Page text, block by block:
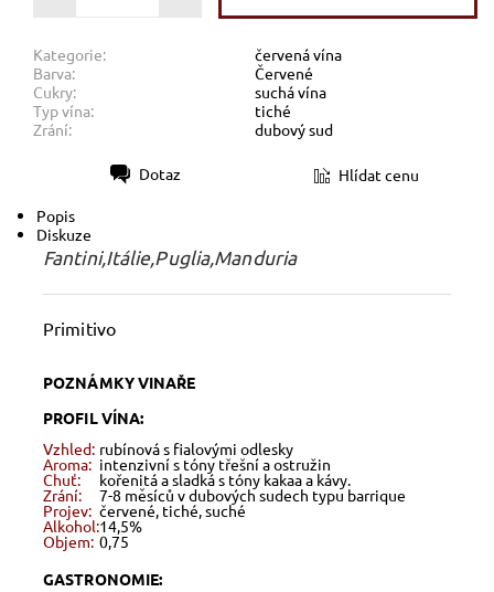
Kategorie:
červená vína
Barva:
Červené
Cukry:
suchá vína
Typ vína:
tiché
Zrání:
dubový sud
Dotaz Hlídat cenu
Popis
Diskuze
Fantini,Itálie,Puglia,Manduria
Primitivo
POZNÁMKY VINAŘE
PROFIL VÍNA:
Vzhled: rubínová s fialovými odlesky
Aroma: intenzivní s tóny třešní a ostružin
Chuť: kořenitá a sladká s tóny kakaa a kávy.
Zrání: 7-8 měsíců v dubových sudech typu barrique
Projev: červené, tiché, suché
Alkohol:14,5%
Objem: 0,75
GASTRONOMIE: